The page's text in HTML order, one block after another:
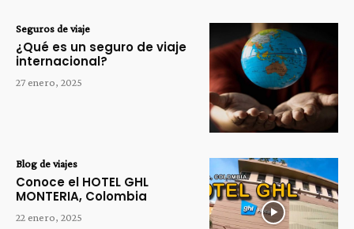
Seguros de viaje
¿Qué es un seguro de viaje
internacional?
27 enero, 2025
Blog de viajes
Conoce el HOTEL GHL
MONTERIA, Colombia
22 enero, 2025